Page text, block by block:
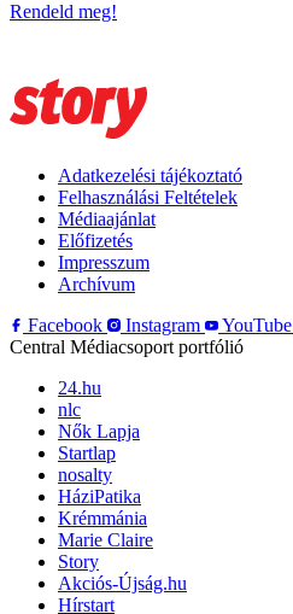
Rendeld meg!
Adatkezelési tájékoztató
Felhasználási Feltételek
Médiaajánlat
Előfizetés
Impresszum
Archívum
Facebook
Instagram YouTube
Central Médiacsoport portfólió
24.hu
nlc
Nők Lapja
Startlap
nosalty
HáziPatika
Krémmánia
Marie Claire
Story
Akciós-Újság.hu
Hírstart